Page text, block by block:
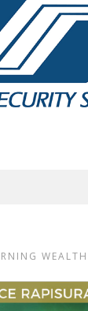
WEALTH